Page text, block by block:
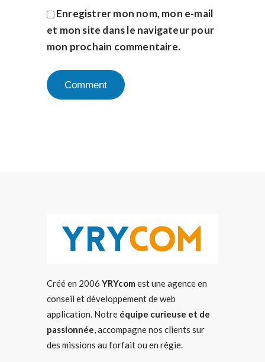
Enregistrer mon nom, mon e-mail
et mon site dans le navigateur pour
mon prochain commentaire.
Créé en 2006 YRYcom est une agence en
conseil et développement de web
application. Notre équipe curieuse et de
passionnée, accompagne nos clients sur
des missions au forfait ou en régie.